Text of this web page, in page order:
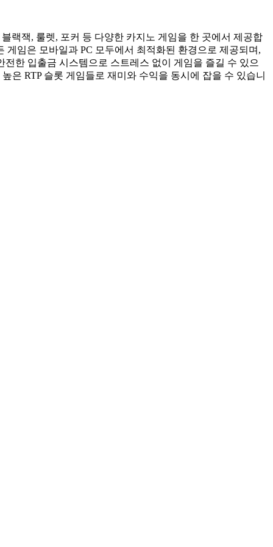
랙잭, 룰렛, 포커 등 다양한 카지노 게임을 한 곳에서 제공합
임은 모바일과 PC 모두에서 최적화된 환경으로 제공되며,
한 입출금 시스템으로 스트레스 없이 게임을 즐길 수 있으
은 RTP 슬롯 게임들로 재미와 수익을 동시에 잡을 수 있습니